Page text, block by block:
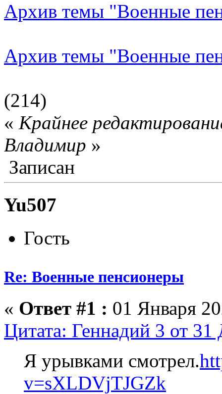
Архив темы "Военные
Архив темы "Военные
(214)
« Крайнее
Влaдимир »
Записан
Yu507
Гость
Re: Военные пенсионеры
« Ответ #1 : 01 Января
Цитата: Геннадий 3 от
Я урывками смотрел.
v=sXLDVjTJGZk